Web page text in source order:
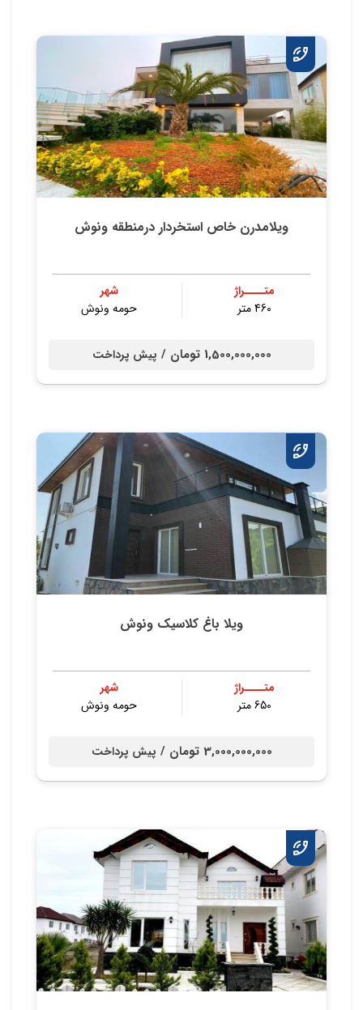
ویلامدرن خاص استخردار درمنطقه ونوش
متــــراژ
460 متر
شهر
حومه ونوش
1,500,000,000 تومان / پیش پرداخت
ویلا باغ کلاسیک ونوش
متــــراژ
650 متر
شهر
حومه ونوش
3,000,000,000 تومان / پیش پرداخت